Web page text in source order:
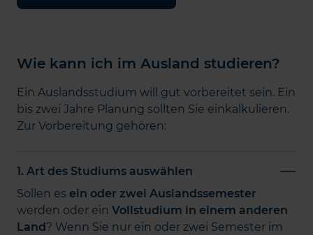
Wie kann ich im Ausland studieren?
Ein Auslandsstudium will gut vorbereitet sein. Ein
bis zwei Jahre Planung sollten Sie einkalkulieren.
Zur Vorbereitung gehören:
1. Art des Studiums auswählen
Sollen es ein oder zwei Auslandssemester
werden oder ein Vollstudium in einem anderen
Land? Wenn Sie nur ein oder zwei Semester im